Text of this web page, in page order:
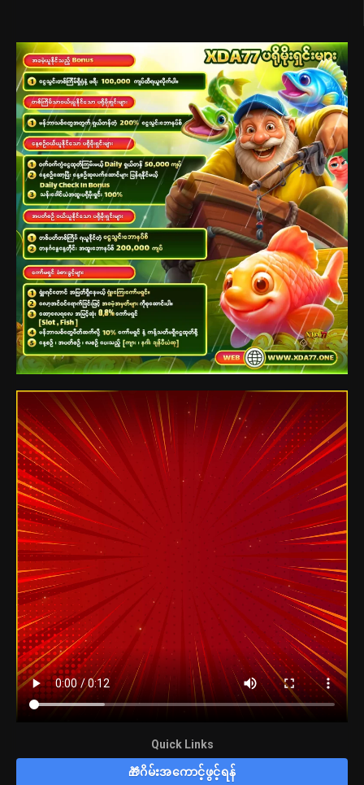
Quick Links
🎁ဂိမ်းအကောင့်ဖွင့်ရန်